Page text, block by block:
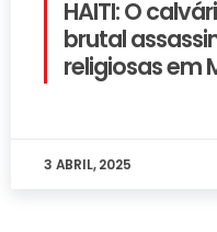
HAITI: O
brutal
religiosas em
3 ABRIL, 2025